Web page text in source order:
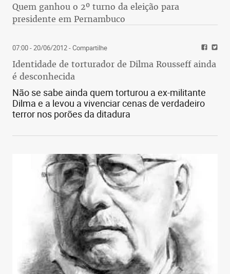
Quem ganhou o 2º turno da eleição para
presidente em Pernambuco
07:00 - 20/06/2012- Compartilhe
Identidade de torturador de Dilma Rousseff ainda
é desconhecida
Não se sabe ainda quem torturou a ex-militante
Dilma e a levou a vivenciar cenas de verdadeiro
terror nos porões da ditadura